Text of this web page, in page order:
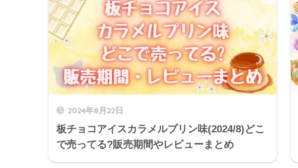
2024年8月22日
板チョコアイスカラメルプリン味(2024/8)どこ
で売ってる?販売期間やレビューまとめ